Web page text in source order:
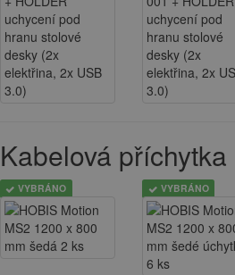
Kabelová příchytka
VYBRÁNO VYBRÁNO